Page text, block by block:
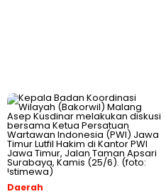
Daerah